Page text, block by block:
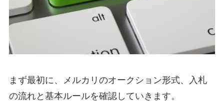
まず最初に、メルカリのオークション形式、入札
の流れと基本ルールを確認していきます。